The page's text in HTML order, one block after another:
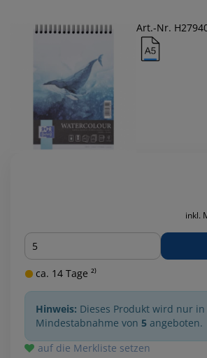
Art.-Nr.
inkl.
Menge
ca. 14 Tage ²⁾
Hinweis: Dieses Produkt wird nur
Mindestabnahme von 5 angeboten.
auf die Merkliste setzen